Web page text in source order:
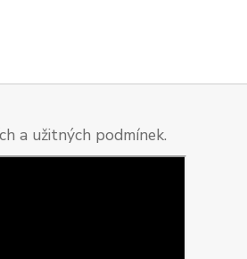
a užitných podmínek.